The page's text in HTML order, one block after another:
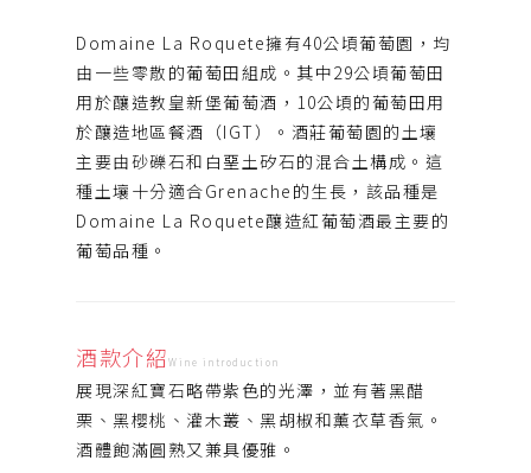
Domaine La Roquete擁有40公頃葡萄園，均
由一些零散的葡萄田組成。其中29公頃葡萄田
用於釀造教皇新堡葡萄酒，10公頃的葡萄田用
於釀造地區餐酒（IGT）。酒莊葡萄園的土壤
主要由砂礫石和白堊土矽石的混合土構成。這
種土壤十分適合Grenache的生長，該品種是
Domaine La Roquete釀造紅葡萄酒最主要的
葡萄品種。
酒款介紹Wine introduction
展現深紅寶石略帶紫色的光澤，並有著黑醋
栗、黑櫻桃、灌木叢、黑胡椒和薰衣草香氣。
酒體飽滿圓熟又兼具優雅。